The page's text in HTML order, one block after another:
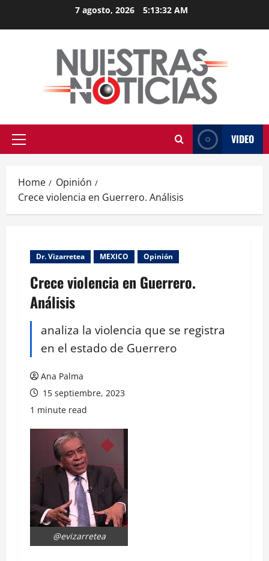
7 agosto, 2026 5:13:33 AM
Primary
VIDEO
Home
Opinión
Crece violencia en Guerrero. Análisis
Dr. Vizarretea MEXICO Opinión
Crece violencia en Guerrero.
Análisis
analiza la violencia que se registra
en el estado de Guerrero
Ana Palma
15 septiembre, 2023
1 minute read
@evizarretea